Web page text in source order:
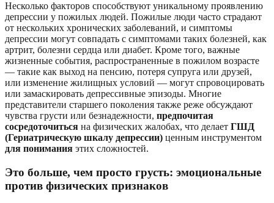
Несколько факторов способствуют уникальному проявлению
депрессии у пожилых людей. Пожилые люди часто страдают
от нескольких хронических заболеваний, и симптомы
депрессии могут совпадать с симптомами таких болезней, как
артрит, болезни сердца или диабет. Кроме того, важные
жизненные события, распространенные в пожилом возрасте
— такие как выход на пенсию, потеря супруга или друзей,
или изменение жилищных условий — могут спровоцировать
или замаскировать депрессивные эпизоды. Многие
представители старшего поколения также реже обсуждают
чувства грусти или безнадежности, предпочитая
сосредоточиться на физических жалобах, что делает ГШД
(Гериатрическую шкалу депрессии) ценным инструментом
для понимания этих сложностей.
Это больше, чем просто грусть: эмоциональные
против физических признаков